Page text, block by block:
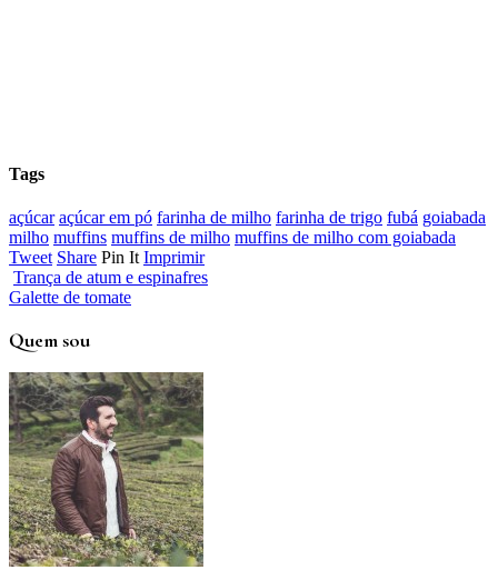
Tags
açúcar açúcar em pó farinha de milho farinha de trigo fubá goiabada
milho muffins muffins de milho muffins de milho com goiabada
Tweet Share Pin It Imprimir
Trança de atum e espinafres
Galette de tomate
Quem sou